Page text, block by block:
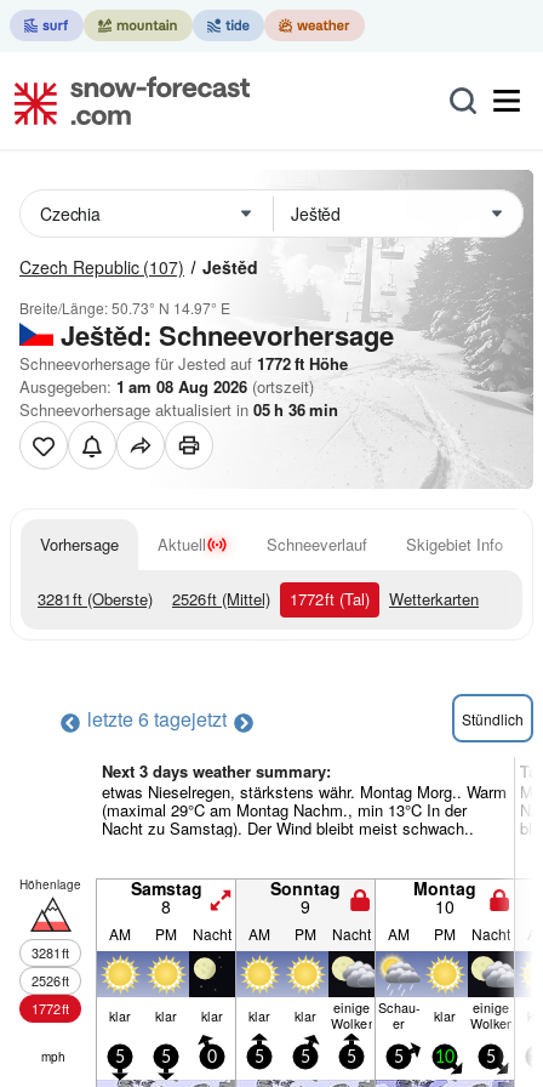
Czech Republic (107) Ještěd
Breite/Länge:50.73° N 14.97° E
Ještěd: Schneevorhersage
Schneevorhersage für Jested auf 1772ft Höhe
Ausgegeben: 1 am 08 Aug 2026 (ortszeit)
Schneevorhersage aktualisiert in 05h 36min
Vorhersage Aktuell Schneeverlauf Skigebiet Info
3281ft (Oberste) 2526ft (Mittel) 1772ft (Tal) Wetterkarten
letzte 6 tagejetzt Stündlich
Next 3 days weather summary:
etwas Nieselregen, stärkstens währ. Montag Morg.. Warm
(maximal 29°C am Montag Nachm., min 13°C In der
Nacht zu Samstag). Der Wind bleibt meist schwach..
Höhenlage
3281ft
2526ft
1772ft
Samstag
8
Sonntag
9
Montag
10
AM PM Nacht AM PM Nacht AM PM Nacht
klar klar klar klar klar einige
Wolken
Schau­
er klar einige
Wolken
mph 5 5 0 5 5 5 5 10 5